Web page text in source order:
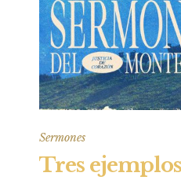
Sermones
Tres